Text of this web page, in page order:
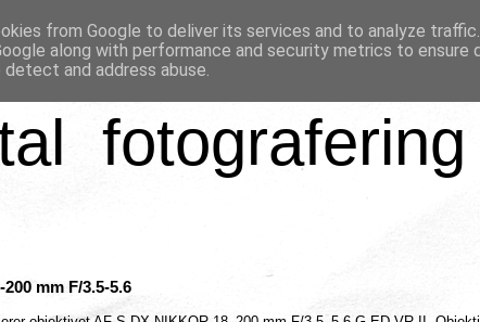
fotografering
mm F/3.5-5.6
from Google to deliver its services and to analyze
along with performance and security metrics to ensure
and address abuse.